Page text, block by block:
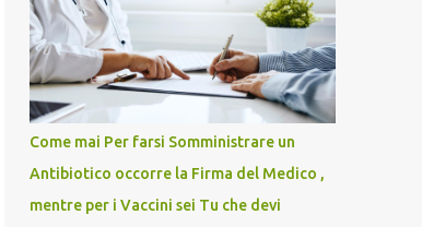
Come mai Per farsi Somministrare un
Antibiotico occorre la Firma del Medico ,
mentre per i Vaccini sei Tu che devi